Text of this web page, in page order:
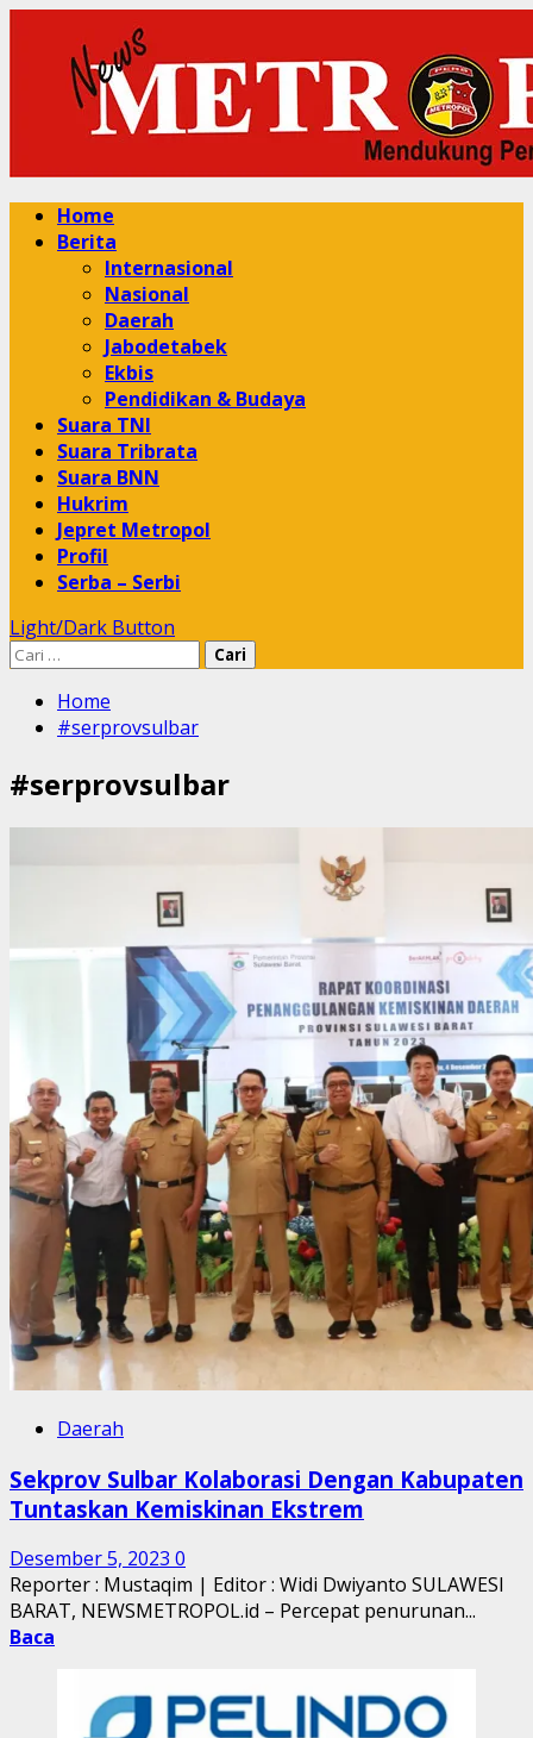
content
Primary
Menu
Home
Berita
Internasional
Nasional
Daerah
Jabodetabek
Ekbis
Pendidikan & Budaya
Suara TNI
Suara Tribrata
Suara BNN
Hukrim
Jepret Metropol
Profil
Serba – Serbi
Light/Dark Button
Cari
Home
#serprovsulbar
#serprovsulbar
Daerah
Sekprov Sulbar Kolaborasi Dengan Kabupaten
Tuntaskan Kemiskinan Ekstrem
Desember 5, 2023 0
Reporter : Mustaqim | Editor : Widi Dwiyanto SULAWESI
BARAT, NEWSMETROPOL.id – Percepat penurunan...
Baca